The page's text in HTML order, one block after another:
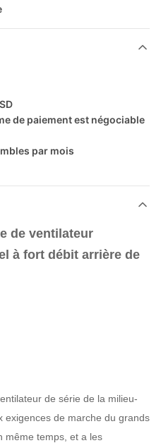
de paiement est négociable
par mois
de ventilateur
à fort débit arrière de
de série de la milieu-
exigences de marche du grands
même temps, et a les